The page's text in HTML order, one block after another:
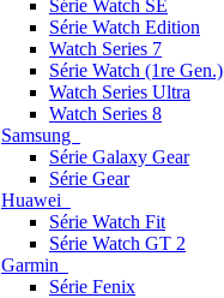
Série Watch SE
Série Watch Edition
Watch Series 7
Série Watch (1re Gen.)
Watch Series Ultra
Watch Series 8
Samsung
Série Galaxy Gear
Série Gear
Huawei
Série Watch Fit
Série Watch GT 2
Garmin
Série Fenix